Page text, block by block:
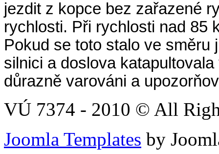
jezdit z kopce bez zařazené
rychlosti. Při rychlosti nad 85
Pokud se toto stalo ve
silnici a doslova
důrazně varováni a
VÚ 7374 - 2010 © All
Joomla Templates by